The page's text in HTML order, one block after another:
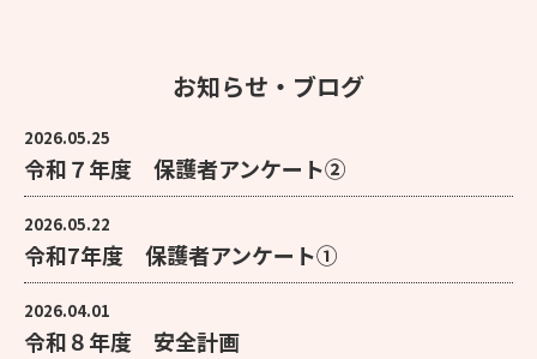
お知らせ・ブログ
2026.05.25
令和７年度 保護者アンケート②
2026.05.22
令和7年度 保護者アンケート①
2026.04.01
令和８年度 安全計画